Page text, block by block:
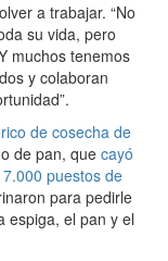
a trabajar. “No
su vida, pero
muchos tenemos
y colaboran
de cosecha de
de pan, que cayó
puestos de
para pedirle
espiga, el pan y el